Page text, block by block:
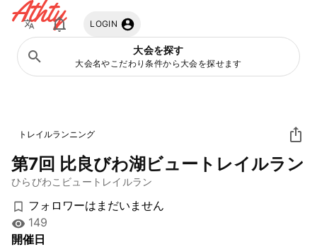
Athty LOGIN
大会を探す
大会名やこだわり条件から大会を探せます
トレイルランニング
第7回 比良びわ湖ビュートレイルラン
ひらびわこビュートレイルラン
フォロワーはまだいません
149
開催日